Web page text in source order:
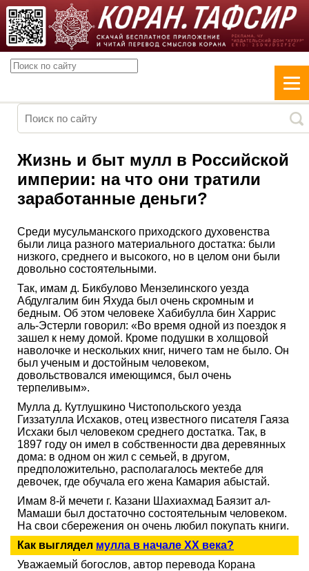
Жизнь и быт мулл в Российской
империи: на что они тратили
заработанные деньги?
Cреди мусульманского приходского духовенства
были лица разного материального достатка: были
низкого, среднего и высокого, но в целом они были
довольно состоятельными.
Так, имам д. Бикбулово Мензелинского уезда
Абдулгалим бин Яхуда был очень скромным и
бедным. Об этом человеке Хабибулла бин Харрис
аль-Эстерли говорил: «Во время одной из поездок я
зашел к нему домой. Кроме подушки в холщовой
наволочке и нескольких книг, ничего там не было. Он
был ученым и достойным человеком,
довольствовался имеющимся, был очень
терпеливым».
Мулла д. Кутлушкино Чистопольского уезда
Гиззатулла Исхаков, отец известного писателя Гаяза
Исхаки был человеком среднего достатка. Так, в
1897 году он имел в собственности два деревянных
дома: в одном он жил с семьей, в другом,
предположительно, располагалось мектебе для
девочек, где обучала его жена Камария абыстай.
Имам 8-й мечети г. Казани Шахиахмад Баязит ал-
Мамаши был достаточно состоятельным человеком.
На свои сбережения он очень любил покупать книги.
Как выглядел мулла в начале ХХ века?
Уважаемый богослов, автор перевода Корана